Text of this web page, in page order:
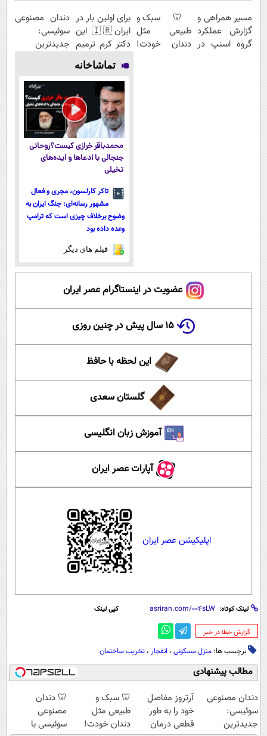
مسیر همراهی و
گزارش عملکرد
گروه اسنپ در
🦷 سبک و
طبیعی مثل
دندان خودت!
برای اولین بار در
ایران🇮🇷 این
دکتر کرم ترمیم
کننده 23 روزه
ساخت!
دندان مصنوعی
سوئیسی:
جدیدترین
پرداخت قسطی
تماشاخانه
محمدباقر خرازی کیست؟روحانی
جنجالی با ادعاها و ایده‌های
تخیلی
تاکر کارلسون، مجری و فعال
مشهور رسانه‌ای: جنگ ایران به
وضوح برخلاف چیزی است که ترامپ
وعده داده بود
فیلم های دیگر
عضویت در اینستاگرام عصر ایران
۱۵ سال پیش در چنین روزی
این لحظه با حافظ
گلستان سعدی
آموزش زبان انگلیسی
آپارات عصر ایران
اپلیکیشن عصر ایران
لینک کوتاه: کپی لینک
‌گزارش خطا در خبر
برچسب ها: منزل مسکونی ، انفجار ، تخریب ساختمان
مطالب پیشنهادی
دندان مصنوعی
سوئیسی:
جدیدترین
آرتروز مفاصل
خود را به طور
قطعی درمان
🦷 سبک و
طبیعی مثل
دندان خودت!
🦷 دندان
مصنوعی
سوئیسی با